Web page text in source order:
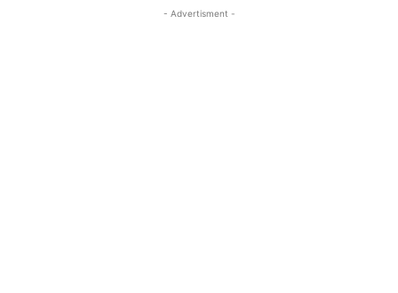
- Advertisment -